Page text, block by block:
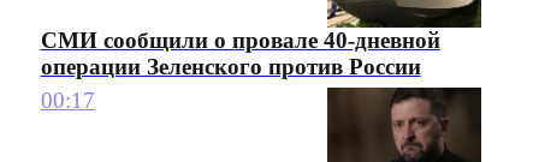
СМИ сообщили о провале 40-дневной
операции Зеленского против России
00:17